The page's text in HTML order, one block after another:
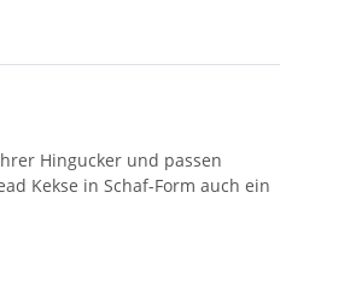
Hingucker und passen
Kekse in Schaf-Form auch ein